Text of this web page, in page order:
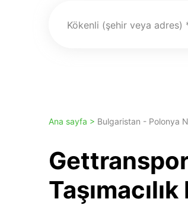
Kökenli (şehir veya adres)
Ana sayfa > Bulgaristan - Polonya